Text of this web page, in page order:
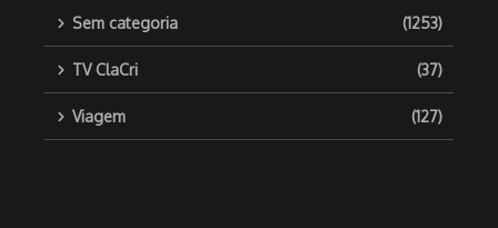
Sem categoria (1253)
TV ClaCri (37)
Viagem (127)